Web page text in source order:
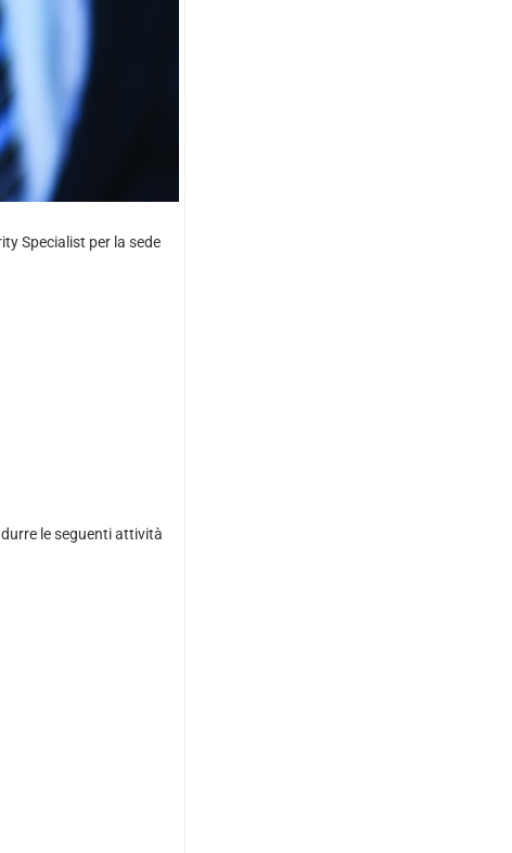
Specialist per la sede
le seguenti attività